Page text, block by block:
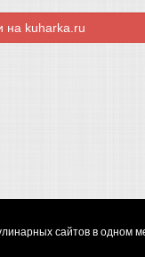
на kuharka.ru
сайтов в одном